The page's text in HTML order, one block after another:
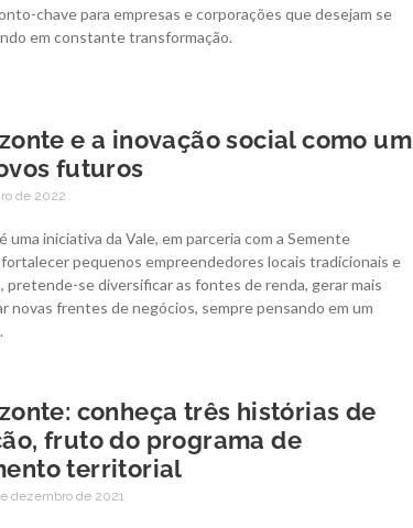
chave para empresas e corporações que desejam se
em constante transformação.
e a inovação social como um
futuros
de 2022
iniciativa da Vale, em parceria com a Semente
pequenos empreendedores locais tradicionais e
pretende-se diversificar as fontes de renda, gerar mais
novas frentes de negócios, sempre pensando em um
conheça três histórias de
fruto do programa de
territorial
dezembro de 2021